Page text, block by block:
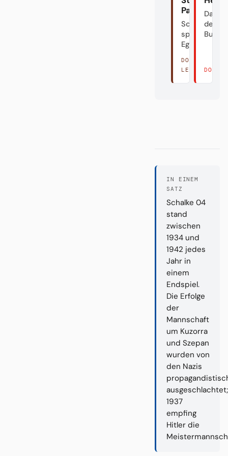
Pauli
Schön
spielen?
Egal.
DORT
LESEN →
Das
der
DORT
IN EINEM
SATZ
Schalke 04
stand
zwischen
1934 und
1942 jedes
Jahr in
einem
Endspiel.
Die Erfolge
der
Mannschaft
um Kuzorra
und Szepan
wurden von
den Nazis
ausgeschlachtet;
1937
empfing
Hitler die